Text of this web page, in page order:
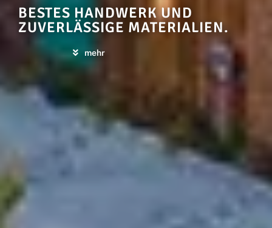
BESTES HANDWERK UND
ZUVERLÄSSIGE MATERIALIEN.
mehr